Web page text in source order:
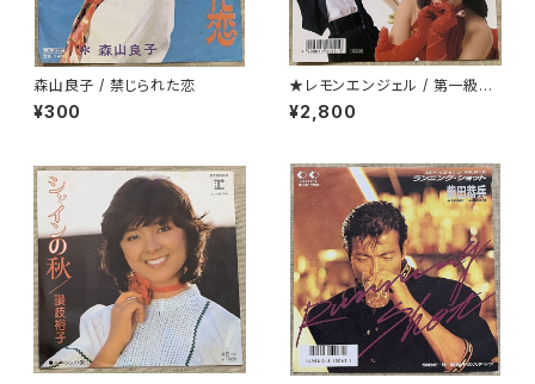
森山良子 / 禁じられた恋
¥300
★レモンエンジェル / 第一級恋
愛罪
¥2,800